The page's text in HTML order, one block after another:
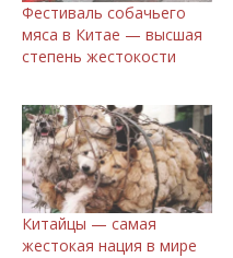
Фестиваль собачьего
мяса в Китае — высшая
степень жестокости
Китайцы — самая
жестокая нация в мире